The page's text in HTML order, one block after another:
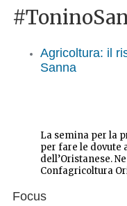
Agricoltura: il
Sanna
La semina per la
per fare le dovute
dell’Oristanese.
Confagricoltura
Focus